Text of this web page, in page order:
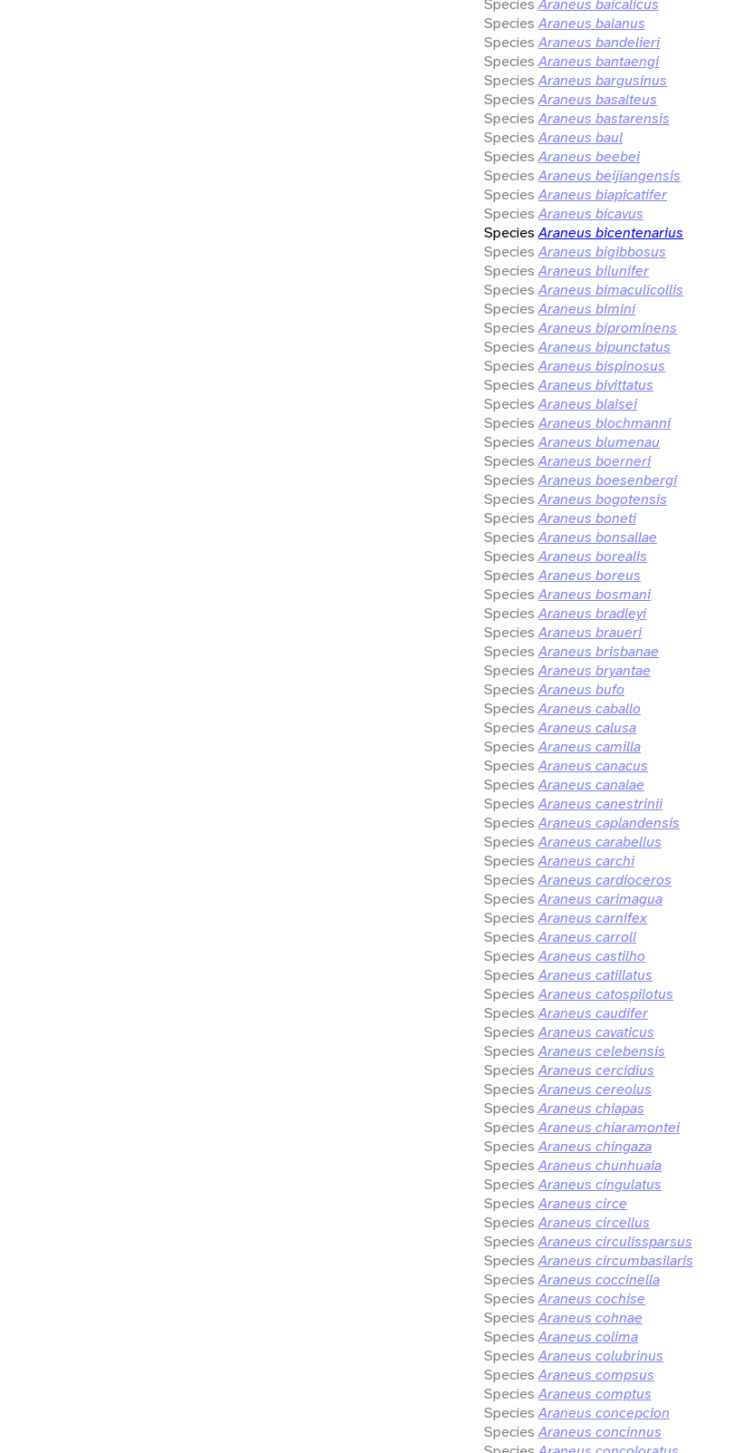
Species Araneus baicalicus
Species Araneus balanus
Species Araneus bandelieri
Species Araneus bantaengi
Species Araneus bargusinus
Species Araneus basalteus
Species Araneus bastarensis
Species Araneus baul
Species Araneus beebei
Species Araneus beijiangensis
Species Araneus biapicatifer
Species Araneus bicavus
Species Araneus bicentenarius
Species Araneus bigibbosus
Species Araneus bilunifer
Species Araneus bimaculicollis
Species Araneus bimini
Species Araneus biprominens
Species Araneus bipunctatus
Species Araneus bispinosus
Species Araneus bivittatus
Species Araneus blaisei
Species Araneus blochmanni
Species Araneus blumenau
Species Araneus boerneri
Species Araneus boesenbergi
Species Araneus bogotensis
Species Araneus boneti
Species Araneus bonsallae
Species Araneus borealis
Species Araneus boreus
Species Araneus bosmani
Species Araneus bradleyi
Species Araneus braueri
Species Araneus brisbanae
Species Araneus bryantae
Species Araneus bufo
Species Araneus caballo
Species Araneus calusa
Species Araneus camilla
Species Araneus canacus
Species Araneus canalae
Species Araneus canestrinii
Species Araneus caplandensis
Species Araneus carabellus
Species Araneus carchi
Species Araneus cardioceros
Species Araneus carimagua
Species Araneus carnifex
Species Araneus carroll
Species Araneus castilho
Species Araneus catillatus
Species Araneus catospilotus
Species Araneus caudifer
Species Araneus cavaticus
Species Araneus celebensis
Species Araneus cercidius
Species Araneus cereolus
Species Araneus chiapas
Species Araneus chiaramontei
Species Araneus chingaza
Species Araneus chunhuaia
Species Araneus cingulatus
Species Araneus circe
Species Araneus circellus
Species Araneus circulissparsus
Species Araneus circumbasilaris
Species Araneus coccinella
Species Araneus cochise
Species Araneus cohnae
Species Araneus colima
Species Araneus colubrinus
Species Araneus compsus
Species Araneus comptus
Species Araneus concepcion
Species Araneus concinnus